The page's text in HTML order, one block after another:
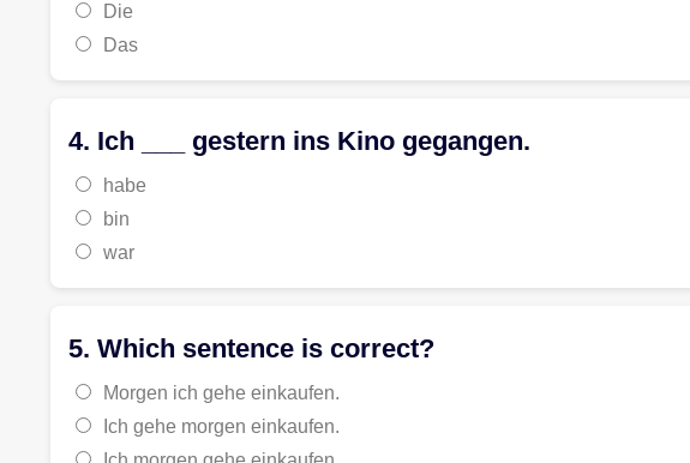
Die
Das
4. Ich ___ gestern ins Kino gegangen.
habe
bin
war
5. Which sentence is correct?
Morgen ich gehe einkaufen.
Ich gehe morgen einkaufen.